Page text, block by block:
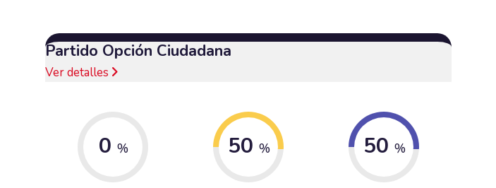
Partido Opción Ciudadana
Ver detalles
0 % 50 % 50 %